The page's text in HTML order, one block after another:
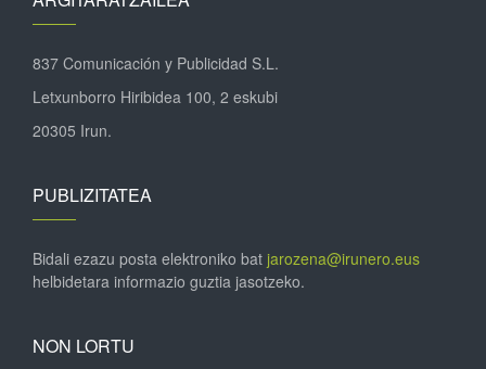
837 Comunicación y Publicidad S.L.
Letxunborro Hiribidea 100, 2 eskubi
20305 Irun.
PUBLIZITATEA
Bidali ezazu posta elektroniko bat jarozena@irunero.eus
helbidetara informazio guztia jasotzeko.
NON LORTU